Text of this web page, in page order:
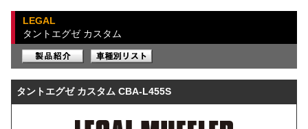
LEGAL
タントエグゼ カスタム
タントエグゼ カスタム CBA-L455S